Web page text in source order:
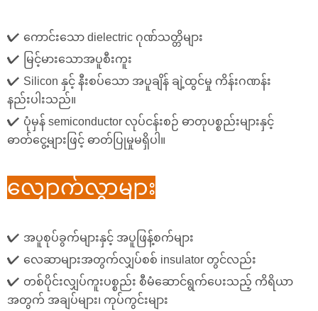
✔ ကောင်းသော dielectric ဂုဏ်သတ္တိများ
✔ မြင့်မားသောအပူစီးကူး
✔ Silicon နှင့် နီးစပ်သော အပူချိန် ချဲ့ထွင်မှု ကိန်းဂဏန်း
နည်းပါးသည်။
✔ ပုံမှန် semiconductor လုပ်ငန်းစဉ် ဓာတုပစ္စည်းများနှင့်
ဓာတ်ငွေ့များဖြင့် ဓာတ်ပြုမှုမရှိပါ။
လျှောက်လွှာများ
✔ အပူစုပ်ခွက်များနှင့် အပူဖြန့်စက်များ
✔ လေဆာများအတွက်လျှပ်စစ် insulator တွင်လည်း
✔ တစ်ပိုင်းလျှပ်ကူးပစ္စည်း စီမံဆောင်ရွက်ပေးသည့် ကိရိယာ
အတွက် အချပ်များ၊ ကုပ်ကွင်းများ